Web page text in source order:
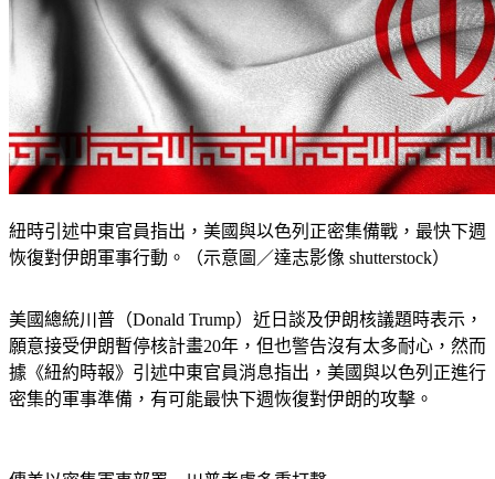
紐時引述中東官員指出，美國與以色列正密集備戰，最快下週
美國總統川普（Donald Trump）近日談及伊朗核議題時表示，
願意接受伊朗暫停核計畫20年，但也警告沒有太多耐心，然而
據《紐約時報》引述中東官員消息指出，美國與以色列正進行